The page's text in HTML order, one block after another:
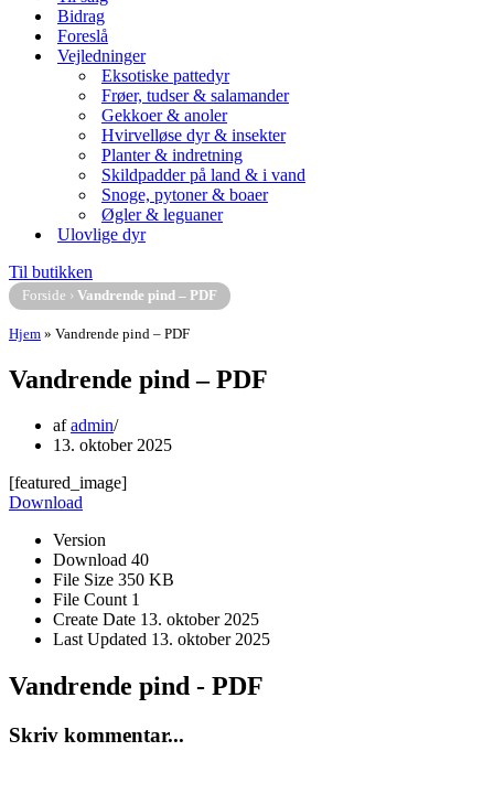
Bidrag
Foreslå
Vejledninger
Eksotiske pattedyr
Frøer, tudser & salamander
Gekkoer & anoler
Hvirvelløse dyr & insekter
Planter & indretning
Skildpadder på land & i vand
Snoge, pytoner & boaer
Øgler & leguaner
Ulovlige dyr
Til butikken
Forside › Vandrende pind – PDF
Hjem » Vandrende pind – PDF
Vandrende pind – PDF
afadmin
13. oktober 2025
[featured_image]
Download
Version
Download 40
File Size 350 KB
File Count 1
Create Date 13. oktober 2025
Last Updated 13. oktober 2025
Vandrende pind - PDF
Skriv kommentar...